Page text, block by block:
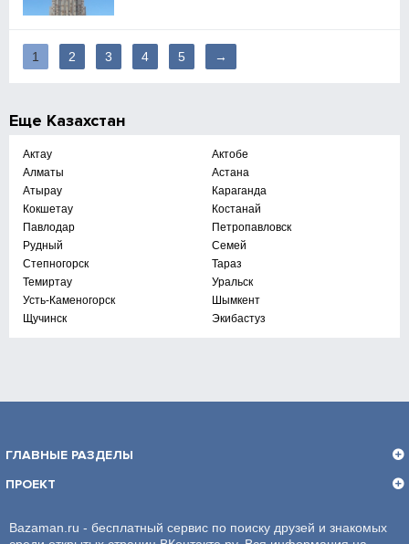
1 2 3 4 5 →
Еще Казахстан
Актау
Актобе
Алматы
Астана
Атырау
Караганда
Кокшетау
Костанай
Павлодар
Петропавловск
Рудный
Семей
Степногорск
Тараз
Темиртау
Уральск
Усть-Каменогорск
Шымкент
Щучинск
Экибастуз
ГЛАВНЫЕ РАЗДЕЛЫ
ПРОЕКТ
Bazaman.ru - бесплатный сервис по поиску друзей и знакомых